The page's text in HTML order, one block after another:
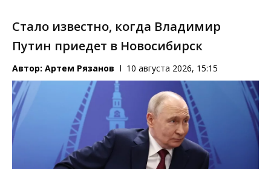
Стало известно, когда Владимир
Путин приедет в Новосибирск
Автор: Артем Рязанов 10 августа 2026, 15:15